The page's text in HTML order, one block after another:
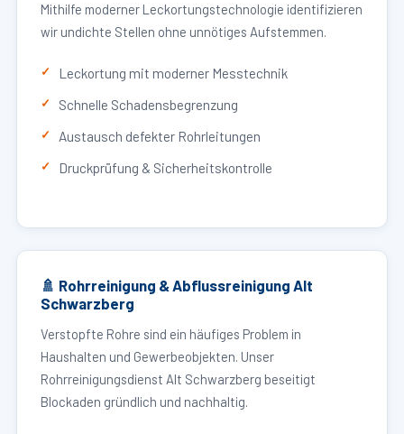
Mithilfe moderner Leckortungstechnologie identifizieren
wir undichte Stellen ohne unnötiges Aufstemmen.
Leckortung mit moderner Messtechnik
Schnelle Schadensbegrenzung
Austausch defekter Rohrleitungen
Druckprüfung & Sicherheitskontrolle
🚿 Rohrreinigung & Abflussreinigung Alt
Schwarzberg
Verstopfte Rohre sind ein häufiges Problem in
Haushalten und Gewerbeobjekten. Unser
Rohrreinigungsdienst Alt Schwarzberg beseitigt
Blockaden gründlich und nachhaltig.